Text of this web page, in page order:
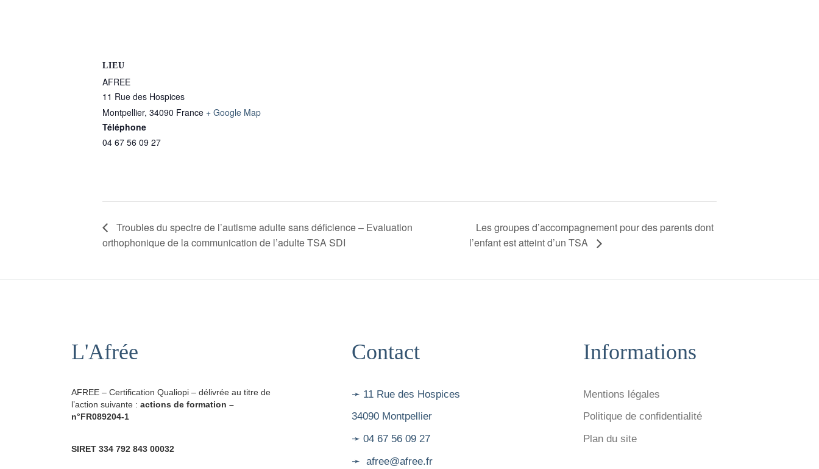
LIEU
AFREE
11 Rue des Hospices
Montpellier, 34090 France + Google Map
Téléphone
04 67 56 09 27
Troubles du spectre de l’autisme adulte sans déficience – Evaluation
orthophonique de la communication de l’adulte TSA SDI
Les groupes d’accompagnement pour des parents dont
l’enfant est atteint d’un TSA
L'Afrée
AFREE – Certification Qualiopi – délivrée au titre de
l’action suivante : actions de formation –
n°FR089204-1
SIRET 334 792 843 00032
Contact
➛ 11 Rue des Hospices
34090 Montpellier
➛ 04 67 56 09 27
➛ afree@afree.fr
Informations
Mentions légales
Politique de confidentialité
Plan du site